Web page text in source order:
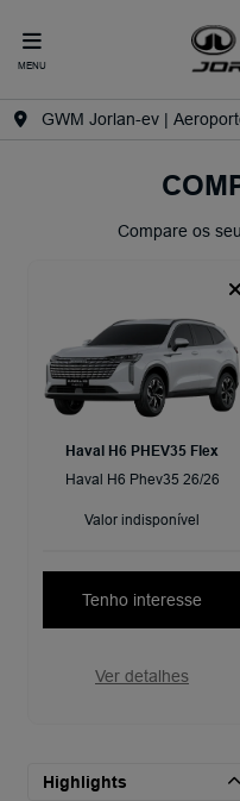
MENU
GWM Jorlan-ev |
Compare os
Haval H6 PHEV35 Flex
Haval H6 Phev35 26/26
Valor indisponível
Tenho interesse
Ver detalhes
Highlights